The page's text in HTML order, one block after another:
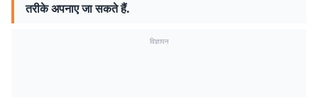
तरीके अपनाए जा सकते हैं.
विज्ञापन